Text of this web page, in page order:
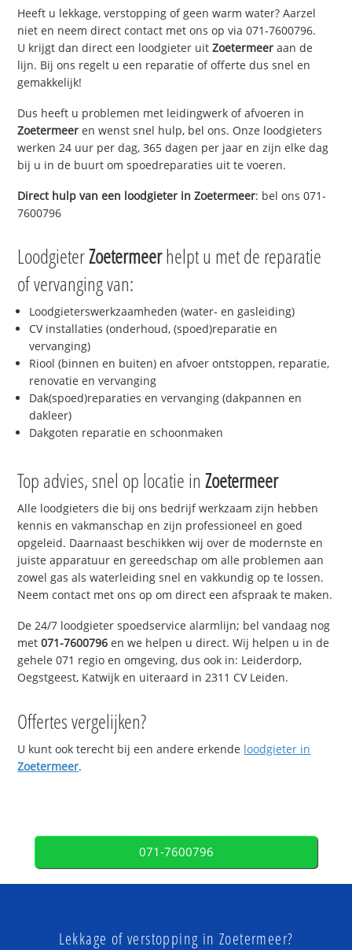
Heeft u lekkage, verstopping of geen warm water? Aarzel
niet en neem direct contact met ons op via 071-7600796.
U krijgt dan direct een loodgieter uitZoetermeer aan de
lijn. Bij ons regelt u een reparatie of offerte dus snel en
gemakkelijk!
Dus heeft u problemen met leidingwerk of afvoeren in
Zoetermeer en wenst snel hulp, bel ons. Onze loodgieters
werken 24 uur per dag, 365 dagen per jaar en zijn elke dag
bij u in de buurt om spoedreparaties uit te voeren.
Direct hulp van een loodgieter inZoetermeer: bel ons 071-
7600796
LoodgieterZoetermeerhelpt u met de reparatie
of vervanging van:
Loodgieterswerkzaamheden (water- en gasleiding)
CV installaties (onderhoud, (spoed)reparatie en
vervanging)
Riool (binnen en buiten) en afvoer ontstoppen, reparatie,
renovatie en vervanging
Dak(spoed)reparaties en vervanging (dakpannen en
dakleer)
Dakgoten reparatie en schoonmaken
Top advies, snel op locatie inZoetermeer
Alle loodgieters die bij ons bedrijf werkzaam zijn hebben
kennis en vakmanschap en zijn professioneel en goed
opgeleid. Daarnaast beschikken wij over de modernste en
juiste apparatuur en gereedschap om alle problemen aan
zowel gas als waterleiding snel en vakkundig op te lossen.
Neem contact met ons op om direct een afspraak te maken.
De 24/7 loodgieter spoedservice alarmlijn; bel vandaag nog
met071-7600796 en we helpen u direct. Wij helpen u in de
gehele 071 regio en omgeving, dus ook in: Leiderdorp,
Oegstgeest, Katwijk en uiteraard in 2311 CV Leiden.
Offertes vergelijken?
U kunt ook terecht bij een andere erkende loodgieter in
Zoetermeer.
071-7600796
Lekkage of verstopping in Zoetermeer?